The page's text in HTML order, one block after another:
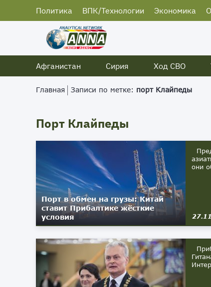
Политика ВПК/Технологии Экономика
Афганистан
Сирия Ход СВО
Главная Записи по метке: порт Клайпеды
Порт Клайпеды
Порт в обмен на грузы: Китай
ставит Прибалтике жёсткие
условия
они